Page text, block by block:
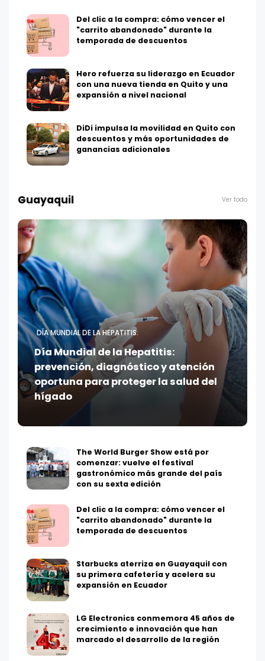
Del clic a la compra: cómo vencer el
"carrito abandonado" durante la
temporada de descuentos
Hero refuerza su liderazgo en Ecuador
con una nueva tienda en Quito y una
expansión a nivel nacional
DiDi impulsa la movilidad en Quito con
descuentos y más oportunidades de
ganancias adicionales
Guayaquil Ver todo
DÍA MUNDIAL DE LA HEPATITIS:
Día Mundial de la Hepatitis:
prevención, diagnóstico y atención
oportuna para proteger la salud del
hígado
The World Burger Show está por
comenzar: vuelve el festival
gastronómico más grande del país
con su sexta edición
Del clic a la compra: cómo vencer el
"carrito abandonado" durante la
temporada de descuentos
Starbucks aterriza en Guayaquil con
su primera cafetería y acelera su
expansión en Ecuador
LG Electronics conmemora 45 años de
crecimiento e innovación que han
marcado el desarrollo de la región